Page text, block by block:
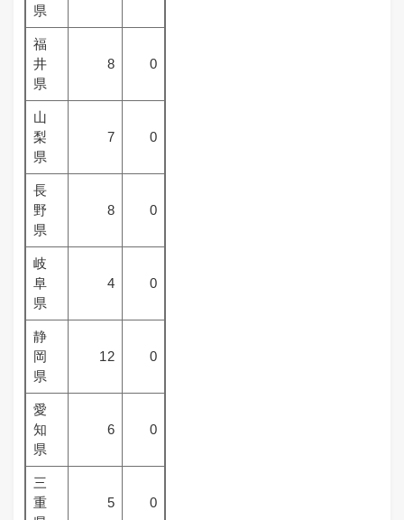
県
福
井
県
8 0
山
梨
県
7 0
長
野
県
8 0
岐
阜
県
4 0
静
岡
県
12 0
愛
知
県
6 0
三
重
5 0